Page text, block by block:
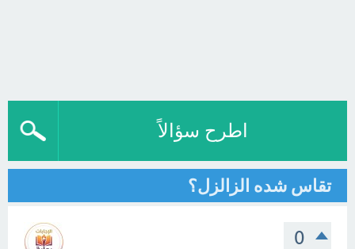
اطرح سؤالاً
تقاس شده الزالزل؟
0